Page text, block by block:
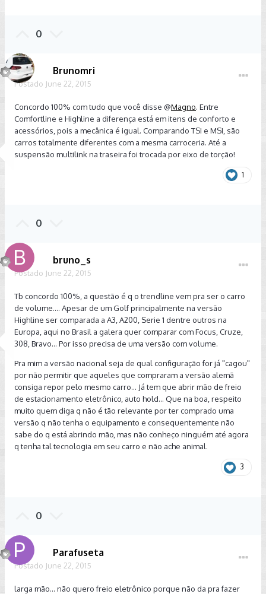
0
Brunomri
Postado June 22, 2015
Concordo 100% com tudo que você disse @Magno. Entre
Comfortline e Highline a diferença está em itens de conforto e
acessórios, pois a mecânica é igual. Comparando TSI e MSI, são
carros totalmente diferentes com a mesma carroceria. Até a
suspensão multilink na traseira foi trocada por eixo de torção!
1
0
bruno_s
Postado June 22, 2015
Tb concordo 100%, a questão é q o trendline vem pra ser o carro
de volume.... Apesar de um Golf principalmente na versão
Highline ser comparada a A3, A200, Serie 1 dentre outros na
Europa, aqui no Brasil a galera quer comparar com Focus, Cruze,
308, Bravo... Por isso precisa de uma versão com volume.
Pra mim a versão nacional seja de qual configuração for já "cagou"
por não permitir que aqueles que compraram a versão alemã
consiga repor pelo mesmo carro... Já tem que abrir mão de freio
de estacionamento eletrônico, auto hold... Que na boa, respeito
muito quem diga q não é tão relevante por ter comprado uma
versão q não tenha o equipamento e consequentemente não
sabe do q está abrindo mão, mas não conheço ninguém até agora
q tenha tal tecnologia em seu carro e não ache animal.
3
0
Parafuseta
Postado June 22, 2015
larga mão... não quero freio eletrônico porque não da pra fazer